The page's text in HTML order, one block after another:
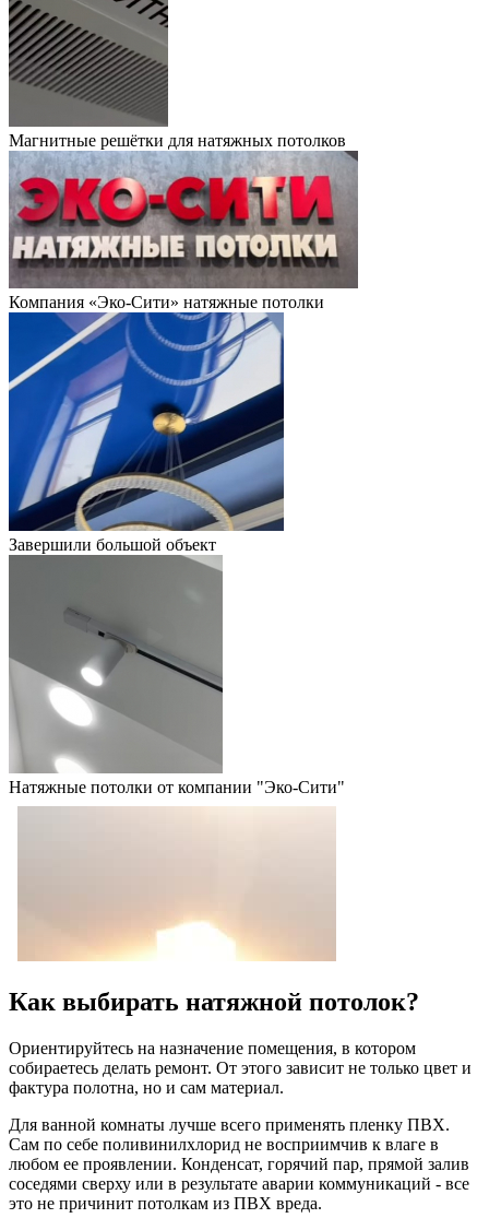
Магнитные решётки для натяжных потолков
Компания «Эко-Сити» натяжные потолки
Завершили большой объект
Натяжные потолки от компании "Эко-Сити"
Как выбирать натяжной потолок?
Ориентируйтесь на назначение помещения, в котором
собираетесь делать ремонт. От этого зависит не только цвет и
фактура полотна, но и сам материал.
Для ванной комнаты лучше всего применять пленку ПВХ.
Сам по себе поливинилхлорид не восприимчив к влаге в
любом ее проявлении. Конденсат, горячий пар, прямой залив
соседями сверху или в результате аварии коммуникаций - все
это не причинит потолкам из ПВХ вреда.